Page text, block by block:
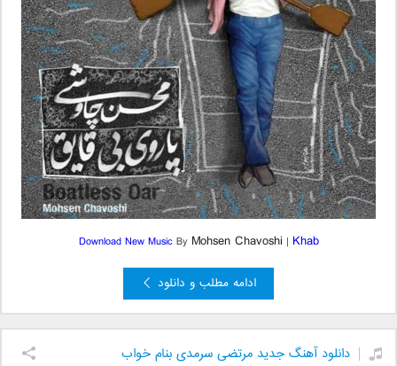
Download New MusicBy Mohsen Chavoshi | Khab
ادامه مطلب و دانلود
دانلود آهنگ جدید مرتضی سرمدی بنام خواب